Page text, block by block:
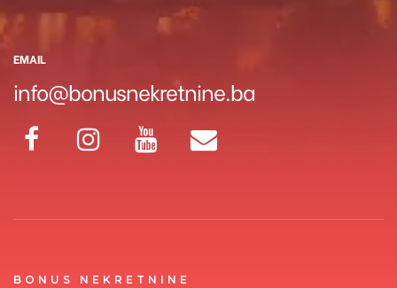
EMAIL
info@bonusnekretnine.ba
BONUS NEKRETNINE